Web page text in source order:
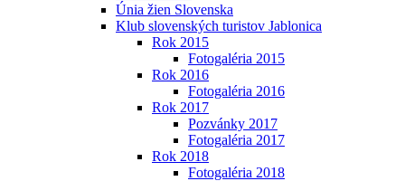
Únia žien Slovenska
Klub slovenských turistov Jablonica
Rok 2015
Fotogaléria 2015
Rok 2016
Fotogaléria 2016
Rok 2017
Pozvánky 2017
Fotogaléria 2017
Rok 2018
Fotogaléria 2018